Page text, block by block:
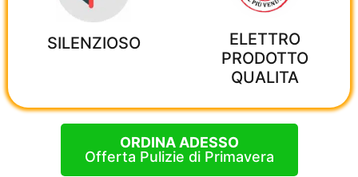
SILENZIOSO
ELETTRO
PRODOTTO
QUALITA
ORDINA ADESSO
Offerta Pulizie di Primavera